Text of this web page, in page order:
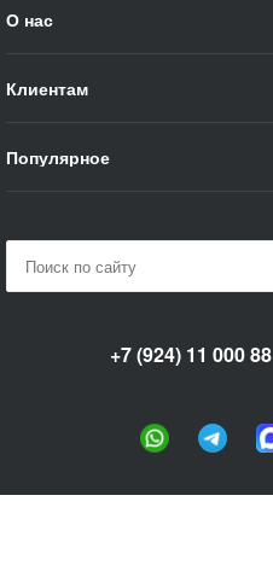
О нас
Клиентам
Популярное
+7 (924) 11 000 88